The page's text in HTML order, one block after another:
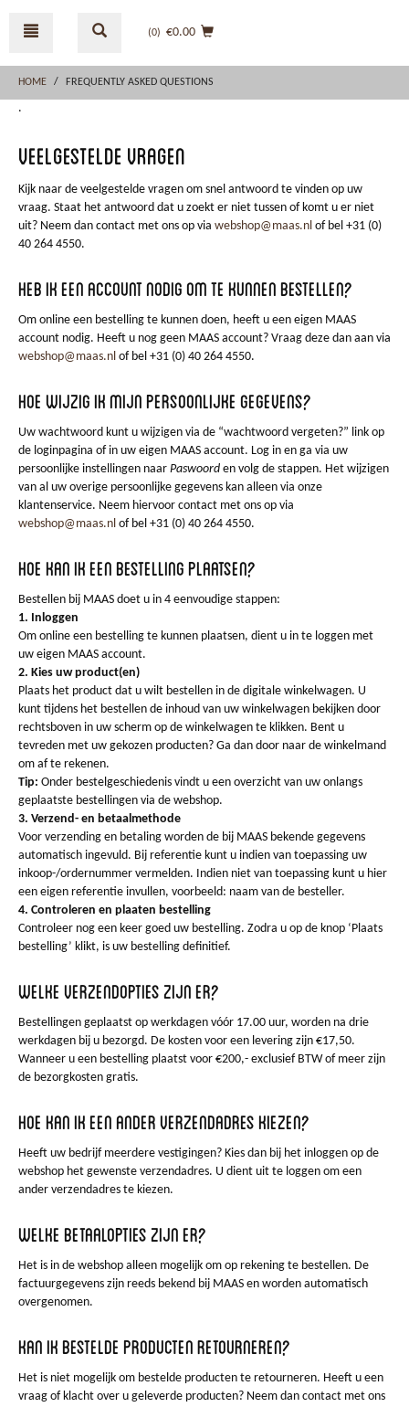
menu
(0) €0.00
HOME FREQUENTLY ASKED QUESTIONS
.
Veelgestelde vragen
Kijk naar de veelgestelde vragen om snel antwoord te vinden op uw
vraag. Staat het antwoord dat u zoekt er niet tussen of komt u er niet
uit? Neem dan contact met ons op via webshop@maas.nl of bel +31 (0)
40 264 4550.
Heb ik een account nodig om te kunnen bestellen?
Om online een bestelling te kunnen doen, heeft u een eigen MAAS
account nodig. Heeft u nog geen MAAS account? Vraag deze dan aan via
webshop@maas.nl of bel +31 (0) 40 264 4550.
Hoe wijzig ik mijn persoonlijke gegevens?
Uw wachtwoord kunt u wijzigen via de “wachtwoord vergeten?” link op
de loginpagina of in uw eigen MAAS account. Log in en ga via uw
persoonlijke instellingen naar Paswoord en volg de stappen. Het wijzigen
van al uw overige persoonlijke gegevens kan alleen via onze
klantenservice. Neem hiervoor contact met ons op via
webshop@maas.nl of bel +31 (0) 40 264 4550.
Hoe kan ik een bestelling plaatsen?
Bestellen bij MAAS doet u in 4 eenvoudige stappen:
1. Inloggen
Om online een bestelling te kunnen plaatsen, dient u in te loggen met
uw eigen MAAS account.
2. Kies uw product(en)
Plaats het product dat u wilt bestellen in de digitale winkelwagen. U
kunt tijdens het bestellen de inhoud van uw winkelwagen bekijken door
rechtsboven in uw scherm op de winkelwagen te klikken. Bent u
tevreden met uw gekozen producten? Ga dan door naar de winkelmand
om af te rekenen.
Tip: Onder bestelgeschiedenis vindt u een overzicht van uw onlangs
geplaatste bestellingen via de webshop.
3. Verzend- en betaalmethode
Voor verzending en betaling worden de bij MAAS bekende gegevens
automatisch ingevuld. Bij referentie kunt u indien van toepassing uw
inkoop-/ordernummer vermelden. Indien niet van toepassing kunt u hier
een eigen referentie invullen, voorbeeld: naam van de besteller.
4. Controleren en plaaten bestelling
Controleer nog een keer goed uw bestelling. Zodra u op de knop ‘Plaats
bestelling’ klikt, is uw bestelling definitief.
Welke verzendopties zijn er?
Bestellingen geplaatst op werkdagen vóór 17.00 uur, worden na drie
werkdagen bij u bezorgd. De kosten voor een levering zijn €17,50.
Wanneer u een bestelling plaatst voor €200,- exclusief BTW of meer zijn
de bezorgkosten gratis.
Hoe kan ik een ander verzendadres kiezen?
Heeft uw bedrijf meerdere vestigingen? Kies dan bij het inloggen op de
webshop het gewenste verzendadres. U dient uit te loggen om een
ander verzendadres te kiezen.
Welke betaalopties zijn er?
Het is in de webshop alleen mogelijk om op rekening te bestellen. De
factuurgegevens zijn reeds bekend bij MAAS en worden automatisch
overgenomen.
Kan ik bestelde producten retourneren?
Het is niet mogelijk om bestelde producten te retourneren. Heeft u een
vraag of klacht over u geleverde producten? Neem dan contact met ons